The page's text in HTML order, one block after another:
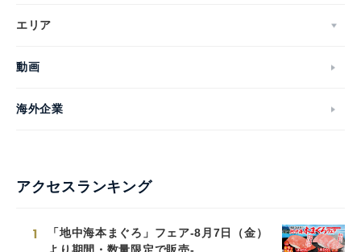
エリア
動画
海外企業
アクセスランキング
1
「地中海本まぐろ」フェア-8月7日（金）